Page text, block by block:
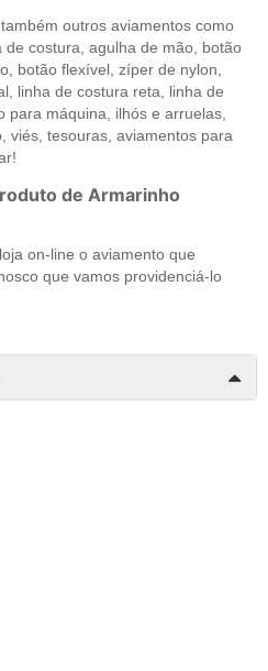
outros aviamentos como
costura, agulha de mão, botão
botão flexível, zíper de nylon,
linha de costura reta, linha de
para máquina, ilhós e arruelas,
viés, tesouras, aviamentos para
de Armarinho
on-line o aviamento que
que vamos providenciá-lo